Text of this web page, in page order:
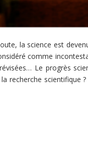
la science est
comme
révisées… Le progrès
recherche scientifique